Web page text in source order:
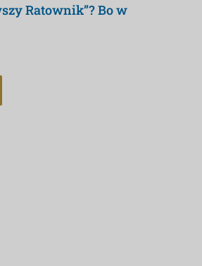
Ratownik”? Bo w